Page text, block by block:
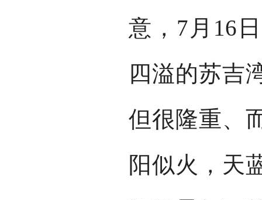
意，7月16
四溢的苏吉
但很隆重、
阳似火，天